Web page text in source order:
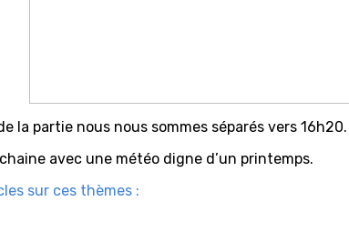
la partie nous nous sommes séparés vers 16h20.
avec une météo digne d’un printemps.
sur ces thèmes :